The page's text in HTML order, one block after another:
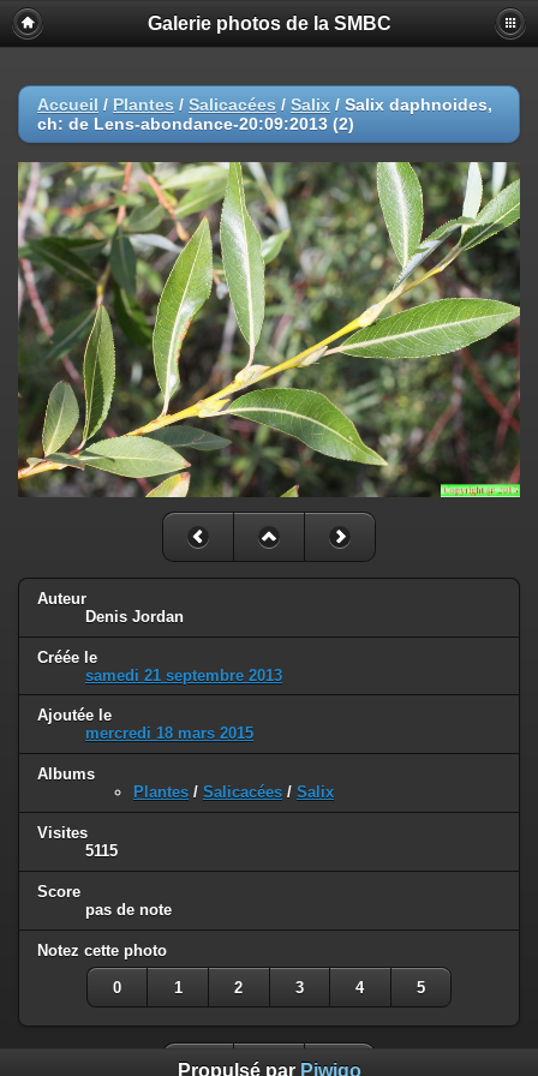
Galerie photos de la SMBC
Accueil / Plantes / Salicacées / Salix / Salix daphnoides,
ch: de Lens-abondance-20:09:2013 (2)
Auteur
Denis Jordan
Créée le
samedi 21 septembre 2013
Ajoutée le
mercredi 18 mars 2015
Albums
Plantes / Salicacées / Salix
Visites
5115
Score
pas de note
Notez cette photo
0 1 2 3 4 5
Propulsé par Piwigo